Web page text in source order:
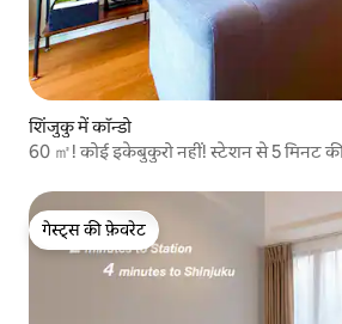
शिंजुकु में कॉन्डो
60 ㎡! कोई इकेबुकुरो नहीं! स्टेशन से 5 मिनट
गेस्ट्स की फ़ेवरेट
गेस्ट्स की फ़ेवरेट